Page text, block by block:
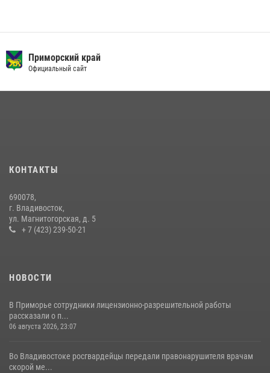
среди водолазов Восточного округа Росгвардии
10 июля 2026, 06:31
Во Владивостоке во дворе жилого дома сотрудники
вневедомственной охраны обнаружили запрещенные растения
29 июля 2026, 01:17
Приморский край
Официальный сайт
КОНТАКТЫ
690078,
г. Владивосток,
ул. Магнитогорская, д. 5
+ 7 (423) 239-50-21
НОВОСТИ
В Приморье сотрудники лицензионно-разрешительной работы
рассказали о п...
06 августа 2026, 23:07
Во Владивостоке росгвардейцы передали правонарушителя врачам
скорой ме...